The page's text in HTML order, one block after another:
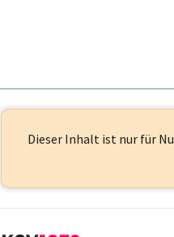
Dieser Inhalt ist nur für